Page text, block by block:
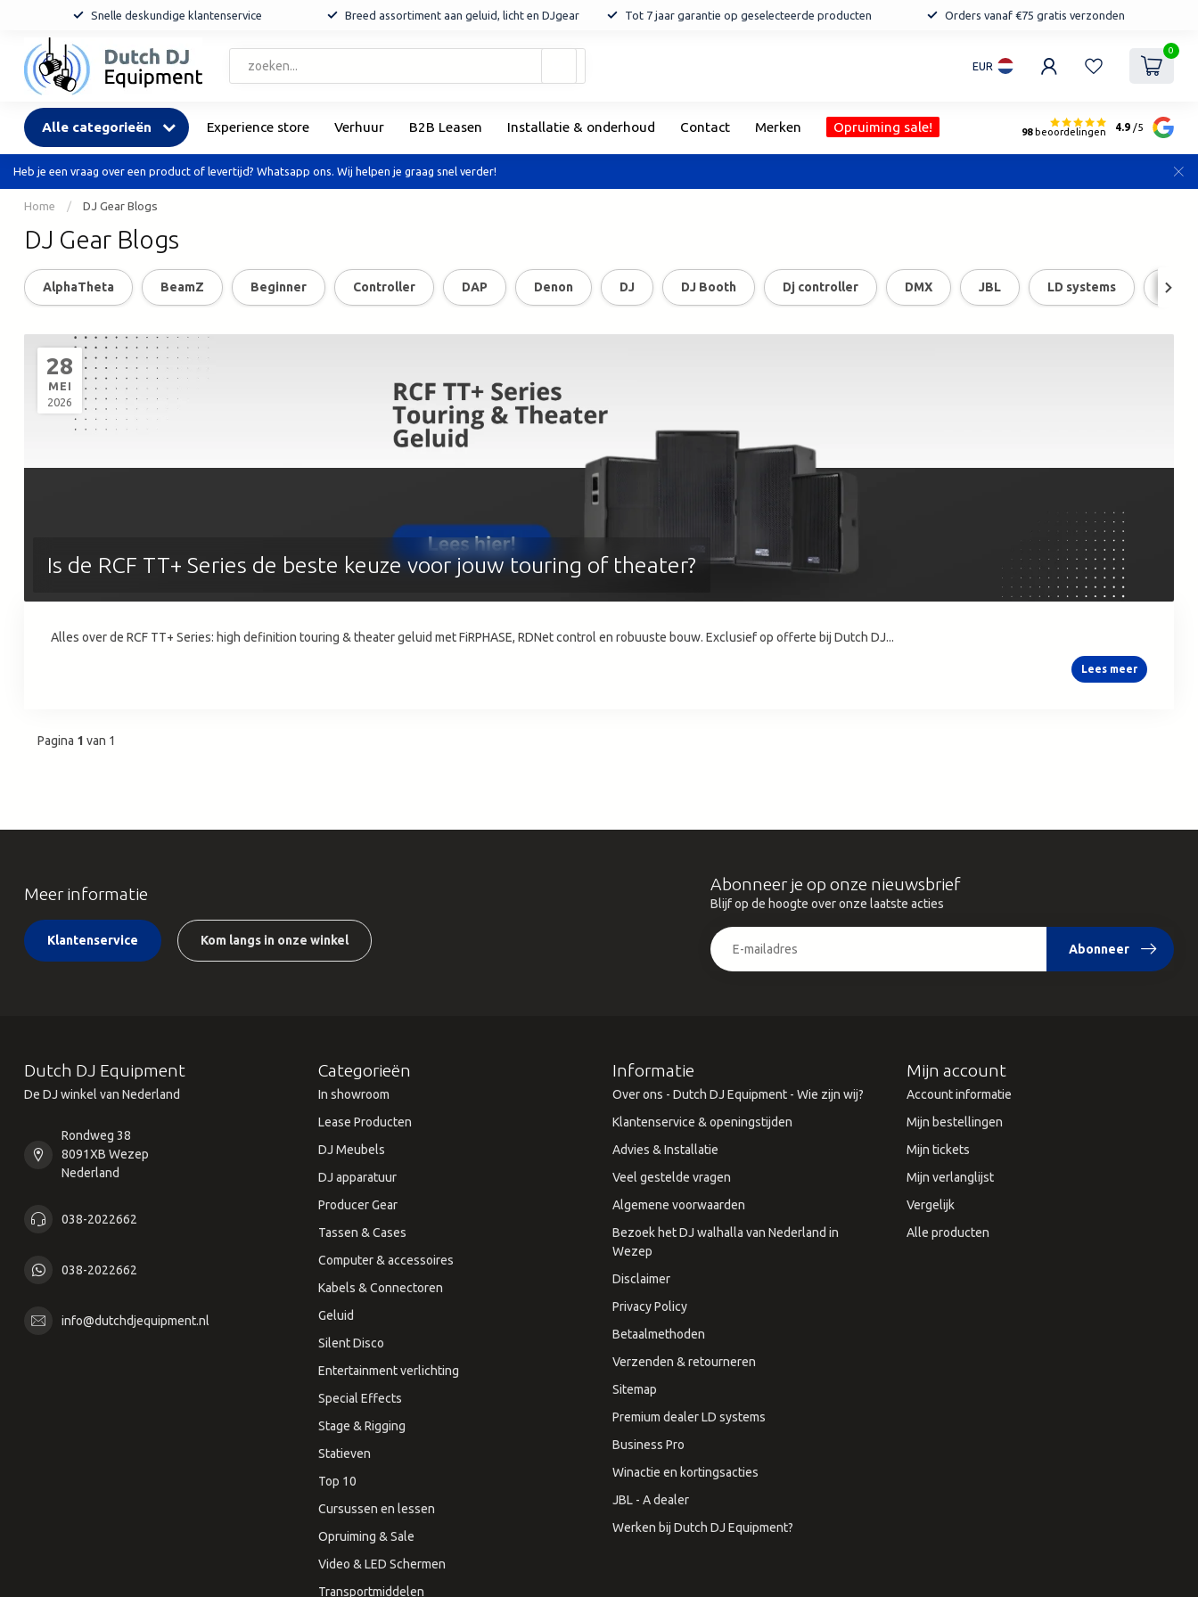
Snelle deskundige klantenservice Breed assortiment aan geluid, licht en DJgear Tot 7 jaar garantie op geselecteerde producten Orders vanaf €75 gratis verzonden
en
een
Druk
op
om
zoekresultaat
Als
met
kunt
touch-
swipetekens
EUR
0
Alle categorieën Experience store Verhuur B2B Leasen Installatie & onderhoud Contact Merken Opruiming sale! 98beoordelingen 4.9 /5
Heb je een vraag over een product of levertijd? Whatsapp ons. Wij helpen je graag snel verder!
Home / DJ Gear Blogs
DJ Gear Blogs
AlphaTheta BeamZ Beginner Controller DAP Denon DJ DJ Booth Dj controller DMX JBL LD systems LED
28
MEI
2026
Is de RCF TT+ Series de beste keuze voor jouw touring of theater?
Alles over de RCF TT+ Series: high definition touring & theater geluid met FiRPHASE, RDNet control en robuuste bouw. Exclusief op offerte bij Dutch DJ...
Lees meer
Pagina 1 van 1
Meer informatie
Klantenservice Kom langs in onze winkel
Abonneer je op onze nieuwsbrief
Blijf op de hoogte over onze laatste acties
Abonneer
Dutch DJ Equipment
De DJ winkel van Nederland
Rondweg 38
8091XB Wezep
Nederland
038-2022662
038-2022662
info@dutchdjequipment.nl
Categorieën
In showroom
Lease Producten
DJ Meubels
DJ apparatuur
Producer Gear
Tassen & Cases
Computer & accessoires
Kabels & Connectoren
Geluid
Silent Disco
Entertainment verlichting
Special Effects
Stage & Rigging
Statieven
Top 10
Cursussen en lessen
Opruiming & Sale
Video & LED Schermen
Transportmiddelen
Informatie
Over ons - Dutch DJ Equipment - Wie zijn wij?
Klantenservice & openingstijden
Advies & Installatie
Veel gestelde vragen
Algemene voorwaarden
Bezoek het DJ walhalla van Nederland in
Wezep
Disclaimer
Privacy Policy
Betaalmethoden
Verzenden & retourneren
Sitemap
Premium dealer LD systems
Business Pro
Winactie en kortingsacties
JBL - A dealer
Werken bij Dutch DJ Equipment?
Mijn account
Account informatie
Mijn bestellingen
Mijn tickets
Mijn verlanglijst
Vergelijk
Alle producten